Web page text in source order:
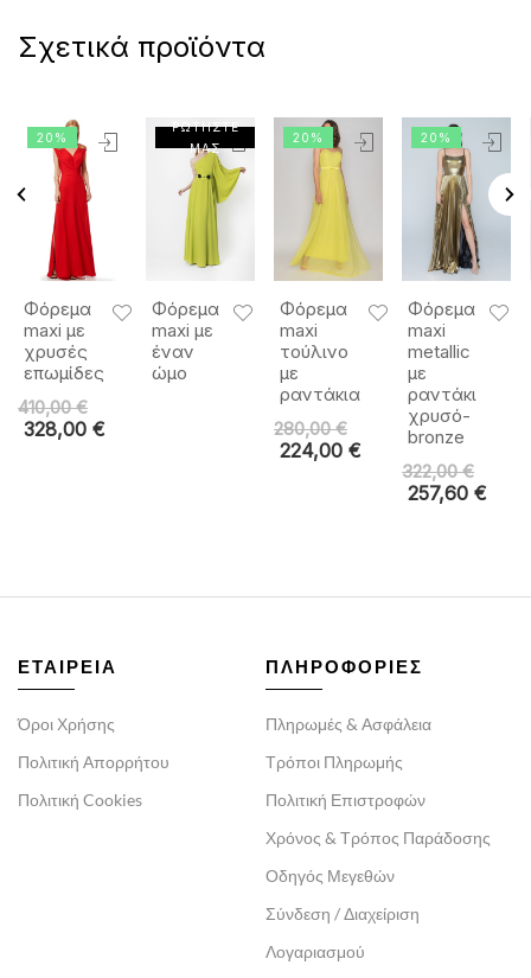
Σχετικά προϊόντα
20%
Φόρεμα
maxi με
χρυσές
επωμίδες
410,00€
328,00 €
ΡΩΤΗΣΤΕ
ΜΑΣ
Φόρεμα
maxi με
έναν
ώμο
20%
Φόρεμα
maxi
τούλινο
με
ραντάκια
280,00€
224,00€
20%
Φόρεμα
maxi
metallic
με
ραντάκι
χρυσό-
bronze
322,00€
257,60€
ΕΤΑΙΡΕΙΑ
Όροι Χρήσης
Πολιτική Απορρήτου
Πολιτική Cookies
ΠΛΗΡΟΦΟΡΙΕΣ
Πληρωμές & Ασφάλεια
Τρόποι Πληρωμής
Πολιτική Επιστροφών
Χρόνος & Τρόπος Παράδοσης
Οδηγός Μεγεθών
Σύνδεση / Διαχείριση
Λογαριασμού